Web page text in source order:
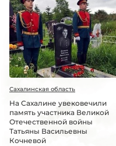
Сахалинская область
На Сахалине увековечили
память участника Великой
Отечественной войны
Татьяны Васильевны
Кочневой